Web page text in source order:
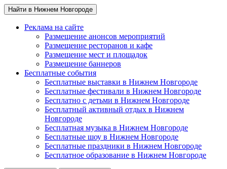
Найти в Нижнем Новгороде
Реклама на сайте
Размещение анонсов мероприятий
Размещение ресторанов и кафе
Размещение мест и площадок
Размещение баннеров
Бесплатные события
Бесплатные выставки в Нижнем Новгороде
Бесплатные фестивали в Нижнем Новгороде
Бесплатно с детьми в Нижнем Новгороде
Бесплатный активный отдых в Нижнем
Новгороде
Бесплатная музыка в Нижнем Новгороде
Бесплатные шоу в Нижнем Новгороде
Бесплатные праздники в Нижнем Новгороде
Бесплатное образование в Нижнем Новгороде